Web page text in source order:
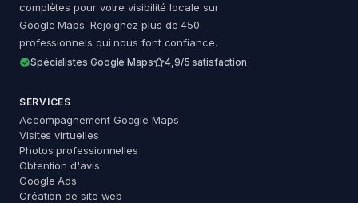
complètes pour votre visibilité locale sur
Google Maps. Rejoignez plus de 450
professionnels qui nous font confiance.
Spécialistes Google Maps 4,9/5 satisfaction
SERVICES
Accompagnement Google Maps
Visites virtuelles
Photos professionnelles
Obtention d'avis
Google Ads
Création de site web